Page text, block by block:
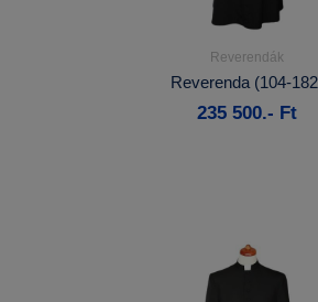
Kosárba
Reverendák
Reverenda (104-
235 500.- Ft